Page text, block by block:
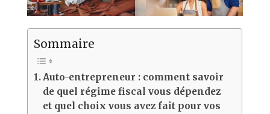
Sommaire
Auto-entrepreneur : comment savoir
de quel régime fiscal vous dépendez
et quel choix vous avez fait pour vos